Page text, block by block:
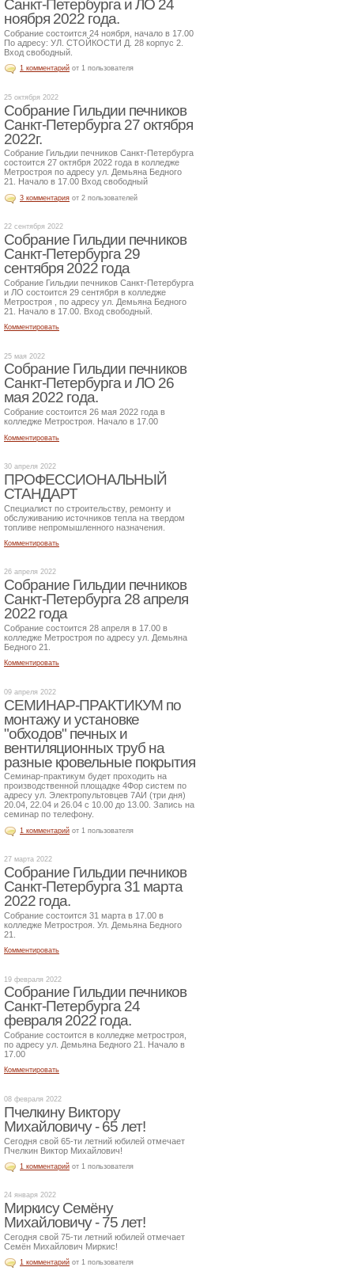
Санкт-Петербурга и ЛО 24
ноября 2022 года.
Собрание состоится 24 ноября, начало в 17.00
По адресу: УЛ. СТОЙКОСТИ Д. 28 корпус 2.
Вход свободный.
1 комментарий от 1 пользователя
25 октября 2022
Собрание Гильдии печников
Санкт-Петербурга 27 октября
2022г.
Собрание Гильдии печников Санкт-Петербурга
состоится 27 октября 2022 года в колледже
Метростроя по адресу ул. Демьяна Бедного
21. Начало в 17.00 Вход свободный
3 комментария от 2 пользователей
22 сентября 2022
Собрание Гильдии печников
Санкт-Петербурга 29
сентября 2022 года
Собрание Гильдии печников Санкт-Петербурга
и ЛО состоится 29 сентября в колледже
Метростроя , по адресу ул. Демьяна Бедного
21. Начало в 17.00. Вход свободный.
Комментировать
25 мая 2022
Собрание Гильдии печников
Санкт-Петербурга и ЛО 26
мая 2022 года.
Собрание состоится 26 мая 2022 года в
колледже Метростроя. Начало в 17.00
Комментировать
30 апреля 2022
ПРОФЕССИОНАЛЬНЫЙ
СТАНДАРТ
Специалист по строительству, ремонту и
обслуживанию источников тепла на твердом
топливе непромышленного назначения.
Комментировать
26 апреля 2022
Собрание Гильдии печников
Санкт-Петербурга 28 апреля
2022 года
Собрание состоится 28 апреля в 17.00 в
колледже Метростроя по адресу ул. Демьяна
Бедного 21.
Комментировать
09 апреля 2022
СЕМИНАР-ПРАКТИКУМ по
монтажу и установке
"обходов" печных и
вентиляционных труб на
разные кровельные покрытия
Семинар-практикум будет проходить на
производственной площадке 4Фор систем по
адресу ул. Электропультовцев 7АИ (три дня)
20.04, 22.04 и 26.04 с 10.00 до 13.00. Запись на
семинар по телефону.
1 комментарий от 1 пользователя
27 марта 2022
Собрание Гильдии печников
Санкт-Петербурга 31 марта
2022 года.
Собрание состоится 31 марта в 17.00 в
колледже Метростроя. Ул. Демьяна Бедного
21.
Комментировать
19 февраля 2022
Собрание Гильдии печников
Санкт-Петербурга 24
февраля 2022 года.
Собрание состоится в колледже метростроя,
по адресу ул. Демьяна Бедного 21. Начало в
17.00
Комментировать
08 февраля 2022
Пчелкину Виктору
Михайловичу - 65 лет!
Сегодня свой 65-ти летний юбилей отмечает
Пчелкин Виктор Михайлович!
1 комментарий от 1 пользователя
24 января 2022
Миркису Семёну
Михайловичу - 75 лет!
Сегодня свой 75-ти летний юбилей отмечает
Семён Михайлович Миркис!
1 комментарий от 1 пользователя